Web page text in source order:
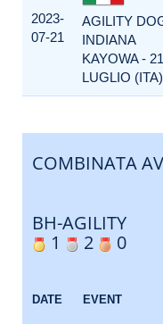
2023-
07-21
AGILITY
INDIANA
KAYOWA - 21
LUGLIO (ITA)
COMBINATA
BH-AGILITY
1
2 0
DATE EVENT